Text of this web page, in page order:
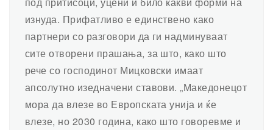
изнуда. Прифатливо е единствено како
партнери со разговори да ги надминуваат
сите отворени прашања, за што, како што
рече со господинот Мицковски имаат
апсолутно изедначени ставови. „Македонецот
мора да влезе во Европската унија и ќе
влезе, но 2030 година, како што говоревме и